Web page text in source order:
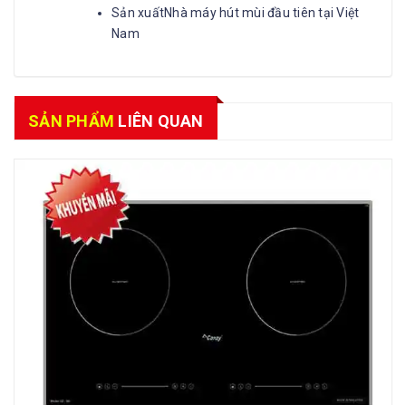
Sản xuấtNhà máy hút mùi đầu tiên tại Việt
Nam
SẢN PHẨM LIÊN QUAN